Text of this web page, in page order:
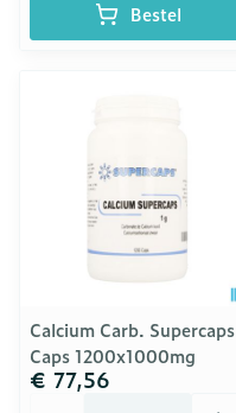
Bestel
Calcium Carb. Supercaps
Caps 1200x1000mg
€ 77,56